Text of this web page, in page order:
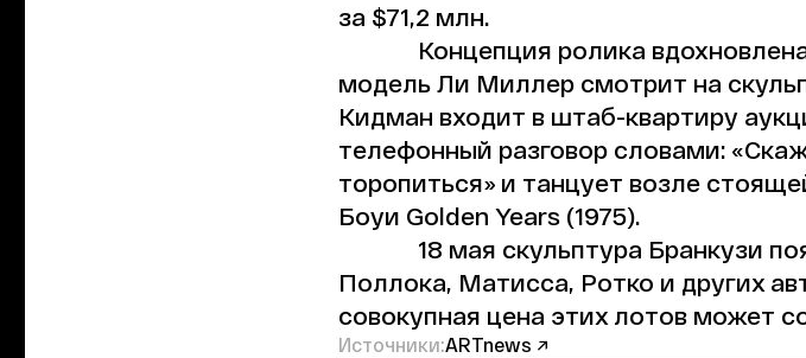
за $71,2 млн.
Концепция ролика
модель Ли Миллер смотрит на
Кидман входит в штаб-квартиру
телефонный разговор словами:
торопиться» и танцует возле
Боуи Golden Years (1975).
18 мая скульптура Бранкузи
Поллока, Матисса, Ротко и других
совокупная цена этих лотов может
Источники:ARTnews ↗